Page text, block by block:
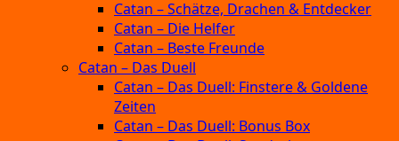
Catan – Schätze, Drachen & Entdecker
Catan – Die Helfer
Catan – Beste Freunde
Catan – Das Duell
Catan – Das Duell: Finstere & Goldene
Zeiten
Catan – Das Duell: Bonus Box